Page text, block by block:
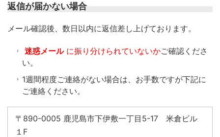
返信が届かない場合
​メール確認後、数日以内に返信差し上げております。
迷惑メール に振り分けられていないかご確認くださ
い。
1週間程度ご連絡がない場合は、お手数ですが下記に
ご連絡ください。
〒890-0005 鹿児島市下伊敷一丁目5-17 米倉ビル
１F